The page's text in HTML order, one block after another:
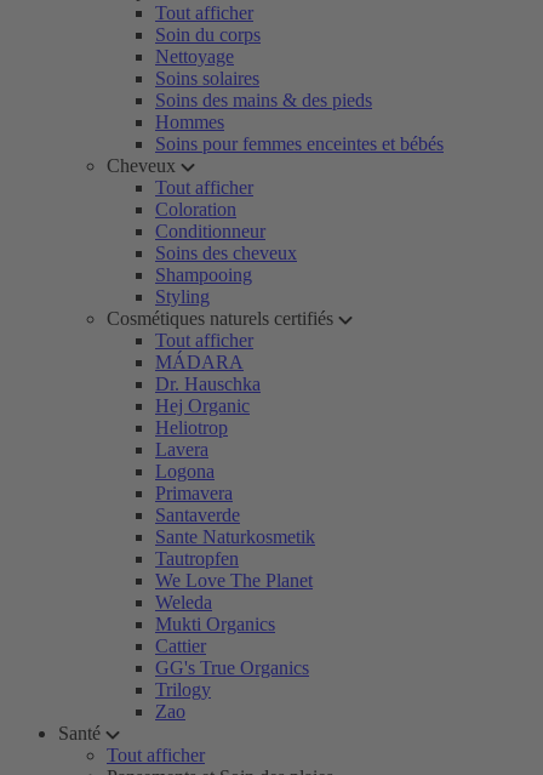
Tout afficher
Soin du corps
Nettoyage
Soins solaires
Soins des mains & des pieds
Hommes
Soins pour femmes enceintes et bébés
Cheveux
Tout afficher
Coloration
Conditionneur
Soins des cheveux
Shampooing
Styling
Cosmétiques naturels certifiés
Tout afficher
MÁDARA
Dr. Hauschka
Hej Organic
Heliotrop
Lavera
Logona
Primavera
Santaverde
Sante Naturkosmetik
Tautropfen
We Love The Planet
Weleda
Mukti Organics
Cattier
GG's True Organics
Trilogy
Zao
Santé
Tout afficher